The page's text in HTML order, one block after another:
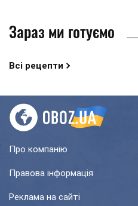
Зараз ми готуємо
Всі рецепти
Про компанію
Правова інформація
Реклама на сайті